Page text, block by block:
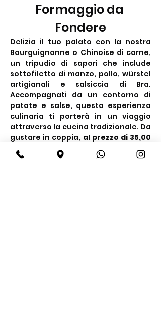
Formaggio da
Fondere
Delizia il tuo palato con la nostra
Bourguignonne o Chinoise di carne,
un tripudio di sapori che include
sottofiletto di manzo, pollo, würstel
artigianali e salsiccia di Bra.
Accompagnati da un contorno di
patate e salse, questa esperienza
culinaria ti porterà in un viaggio
attraverso la cucina tradizionale. Da
gustare in coppia, al prezzo di 35,00
€ a persona.